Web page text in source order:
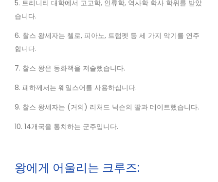
5. 트리니티 대학에서 고고학, 인류학, 역사학 학사 학위를 받았
습니다.
6. 찰스 왕세자는 첼로, 피아노, 트럼펫 등 세 가지 악기를 연주
합니다.
7. 찰스 왕은 동화책을 저술했습니다.
8. 폐하께서는 웨일스어를 사용하십니다.
9. 찰스 왕세자는 (거의) 리처드 닉슨의 딸과 데이트했습니다.
10. 14개국을 통치하는 군주입니다.
왕에게 어울리는 크루즈: